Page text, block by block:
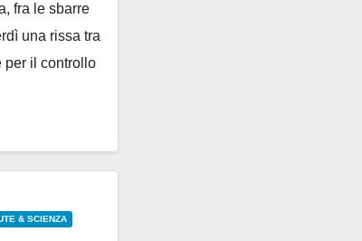
fra le sbarre
una rissa tra
per il controllo
& SCIENZA